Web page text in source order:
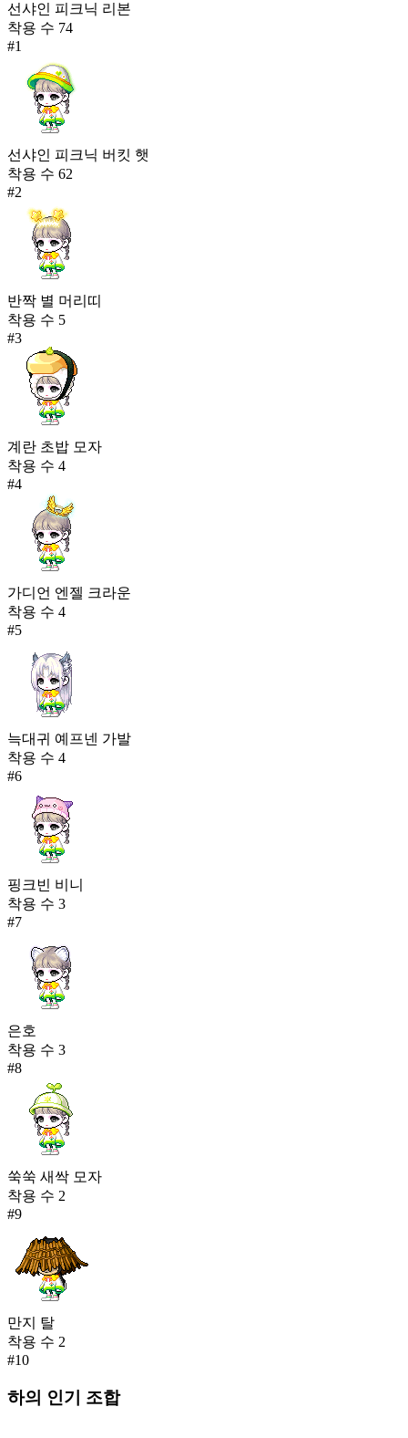
선샤인 피크닉 리본
착용 수 74
#1
선샤인 피크닉 버킷 햇
착용 수 62
#2
반짝 별 머리띠
착용 수 5
#3
계란 초밥 모자
착용 수 4
#4
가디언 엔젤 크라운
착용 수 4
#5
늑대귀 예프넨 가발
착용 수 4
#6
핑크빈 비니
착용 수 3
#7
은호
착용 수 3
#8
쑥쑥 새싹 모자
착용 수 2
#9
만지 탈
착용 수 2
#10
하의 인기 조합